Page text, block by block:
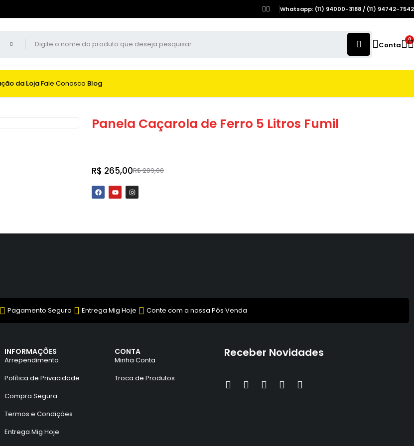
Whatsapp: (11) 94000-3188 / (11) 94742-7542
Conta
0
da LojaFale Conosco Blog
Panela Caçarola de Ferro 5 Litros Fumil
R$289,00
R$ 265,00
Pagamento Seguro Entrega Mig Hoje Conte com a nossa Pós Venda
INFORMAÇÕES
Arrependimento
Política de Privacidade
Compra Segura
Termos e Condições
Entrega Mig Hoje
CONTA
Minha Conta
Troca de Produtos
Receber Novidades